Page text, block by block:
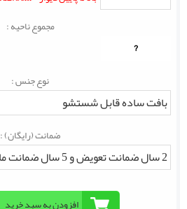
مجموع ناحیه :
?
نوع جنس :
ضمانت (رایگان) :